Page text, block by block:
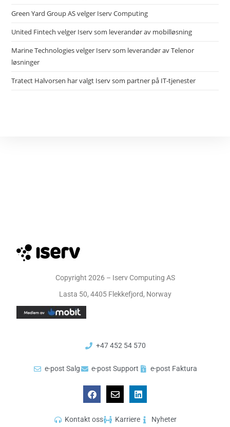
Green Yard Group AS velger Iserv Computing
United Fintech velger Iserv som leverandør av mobilløsning
Marine Technologies velger Iserv som leverandør av Telenor
løsninger
Tratect Halvorsen har valgt Iserv som partner på IT-tjenester
Lasta 50, 4405 Flekkefjord, Norway
Copyright 2026 – Iserv Computing AS
+47 452 54 570
e-post Salg e-post Support e-post Faktura
Kontakt oss Karriere Nyheter